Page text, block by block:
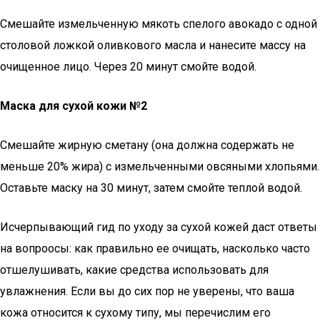
Смешайте измельченную мякоть спелого авокадо с одной
столовой ложкой оливкового масла и нанесите массу на
очищенное лицо. Через 20 минут смойте водой.
Маска для сухой кожи №2
Смешайте жирную сметану (она должна содержать не
меньше 20% жира) с измельченными овсяными хлопьями.
Оставьте маску на 30 минут, затем смойте теплой водой.
Исчерпывающий гид по уходу за сухой кожей даст ответы
на вопроосы: как правильно ее очищать, насколько часто
отшелушивать, какие средства использовать для
увлажнения. Если вы до сих пор не уверены, что ваша
кожа относится к сухому типу, мы перечислим его